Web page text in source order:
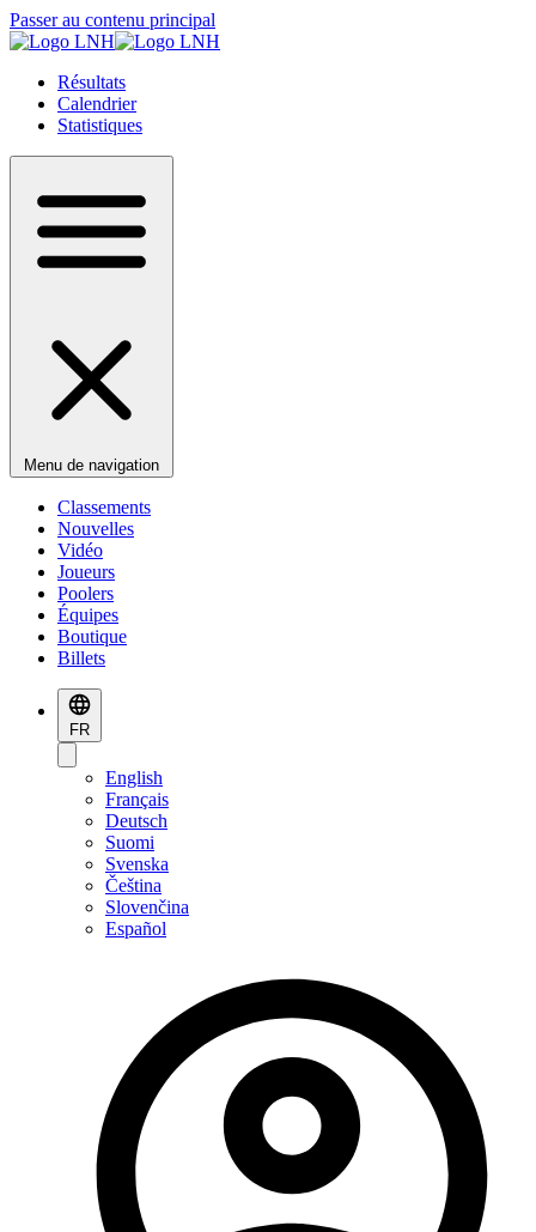
Passer au contenu principal
Résultats
Calendrier
Statistiques
Menu de navigation
Classements
Nouvelles
Vidéo
Joueurs
Poolers
Équipes
Boutique
Billets
FR
English
Français
Deutsch
Suomi
Svenska
Čeština
Slovenčina
Español